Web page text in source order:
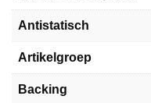
Antistatisch
Artikelgroep
Backing